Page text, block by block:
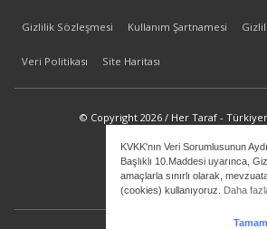
KVKK'nın Veri Sorumlusunun
Başlıklı 10.Maddesi uyarınca,
amaçlarla sınırlı olarak,
(cookies) kullanıyoruz. Daha
Tamam
Gizlilik Sözleşmesi Kullanım Şartnamesi
Veri Politikası Site Haritası
© Copyright 2026 / Her Taraf -
bilgi@hertaraf.com